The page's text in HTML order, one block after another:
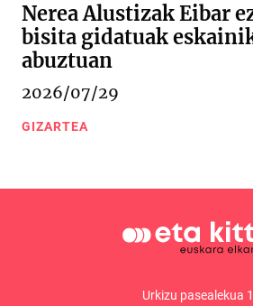
Nerea Alustizak Eibar
bisita gidatuak
abuztuan
2026/07/29
GIZARTEA
Urkizu pasealekua